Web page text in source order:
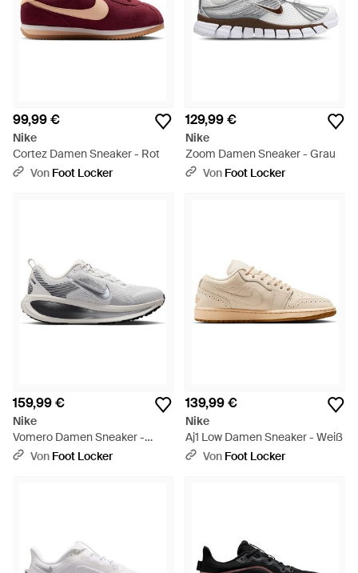
99,99 €
Nike
Cortez Damen Sneaker - Rot
Von Foot Locker
129,99 €
Nike
Zoom Damen Sneaker - Grau
Von Foot Locker
159,99 €
Nike
Vomero Damen Sneaker -
WeißVon Foot Locker
139,99 €
Nike
Aj1 Low Damen Sneaker - Weiß
Von Foot Locker